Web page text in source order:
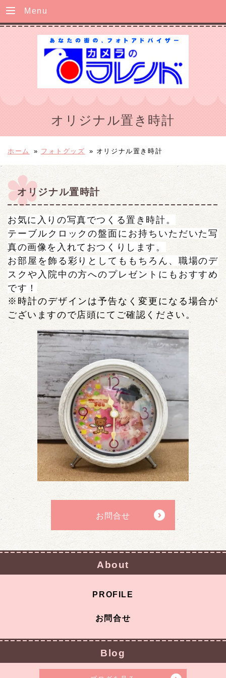
Menu
オリジナル置き時計
ホーム » フォトグッズ » オリジナル置き時計
オリジナル置時計
お気に入りの写真でつくる置き時計。
テーブルクロックの盤面にお持ちいただいた写
真の画像を入れておつくりします。
お部屋を飾る彩りとしてももちろん、職場のデ
スクや入院中の方へのプレゼントにもおすすめ
です！
※時計のデザインは予告なく変更になる場合が
ございますので店頭にてご確認ください。
お問合せ
About
PROFILE
お問合せ
Blog